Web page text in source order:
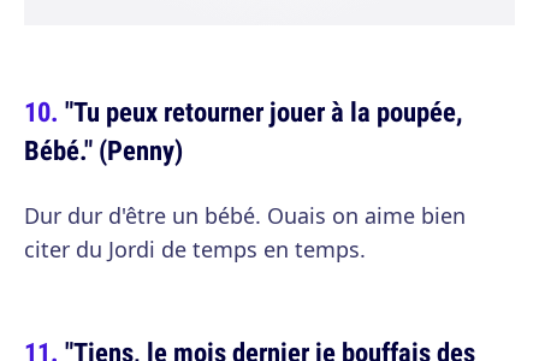
"Tu peux retourner jouer à la poupée,
Bébé." (Penny)
Dur dur d'être un bébé. Ouais on aime bien
citer du Jordi de temps en temps.
"Tiens, le mois dernier je bouffais des